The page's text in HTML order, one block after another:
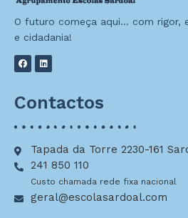
O futuro começa aqui… com rigor,
e cidadania!
Contactos
Tapada da Torre 2230-161
241 850 110
Custo chamada rede fixa nacional
geral@escolasardoal.com